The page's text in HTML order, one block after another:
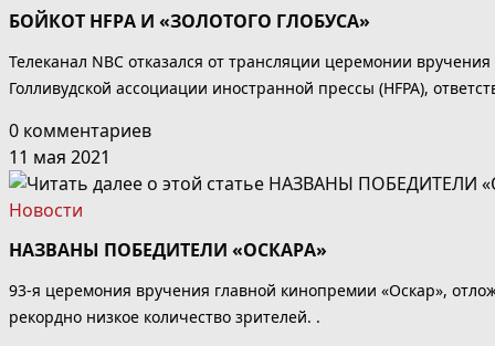
БОЙКОТ HFPA И «ЗОЛОТОГО ГЛОБУСА»
Телеканал NBC отказался от трансляции церемонии
Голливудской ассоциации иностранной прессы (HFPA),
0 комментариев
11 мая 2021
Новости
НАЗВАНЫ ПОБЕДИТЕЛИ «ОСКАРА»
93-я церемония вручения главной кинопремии «Оскар»,
рекордно низкое количество зрителей. .